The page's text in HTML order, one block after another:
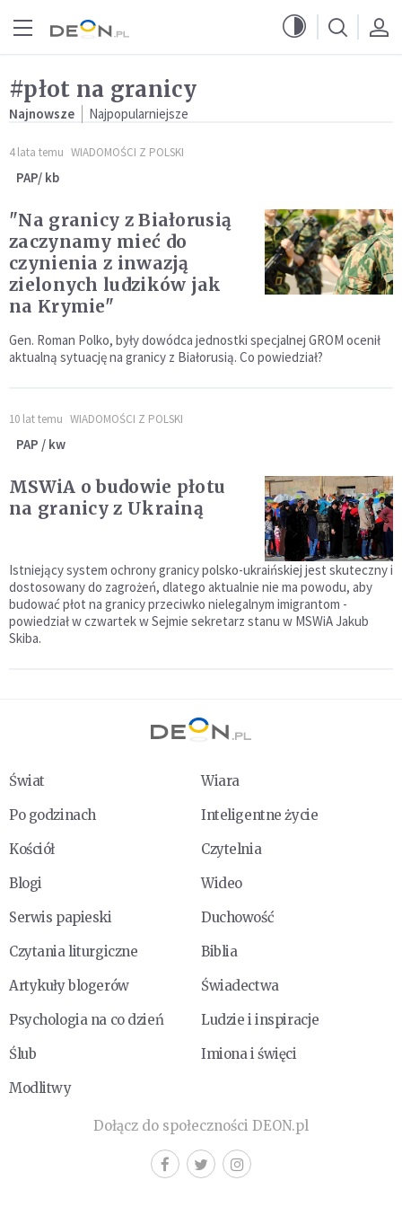
#płot na granicy
Najnowsze Najpopularniejsze
4 lata temu WIADOMOŚCI Z POLSKI
PAP/ kb
"Na granicy z Białorusią
zaczynamy mieć do
czynienia z inwazją
zielonych ludzików jak
na Krymie"
Gen. Roman Polko, były dowódca jednostki specjalnej GROM ocenił
aktualną sytuację na granicy z Białorusią. Co powiedział?
10 lat temu WIADOMOŚCI Z POLSKI
PAP / kw
MSWiA o budowie płotu
na granicy z Ukrainą
Istniejący system ochrony granicy polsko-ukraińskiej jest skuteczny i
dostosowany do zagrożeń, dlatego aktualnie nie ma powodu, aby
budować płot na granicy przeciwko nielegalnym imigrantom -
powiedział w czwartek w Sejmie sekretarz stanu w MSWiA Jakub
Skiba.
Świat
Wiara
Po godzinach
Inteligentne życie
Kościół
Czytelnia
Blogi
Wideo
Serwis papieski
Duchowość
Czytania liturgiczne
Biblia
Artykuły blogerów
Świadectwa
Psychologia na co dzień
Ludzie i inspiracje
Ślub
Imiona i święci
Modlitwy
Dołącz do społeczności DEON.pl